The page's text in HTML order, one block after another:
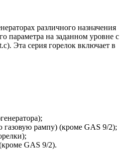
различного назначения
параметра на заданном уровне с
Эта серия горелок включает в
газовую рампу) (кроме GAS 9/2);
GAS 9/2).